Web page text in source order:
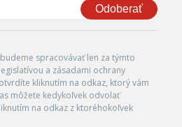
Odoberať
spracovávať len za týmto
a zásadami ochrany
kliknutím na odkaz, ktorý vám
môžete kedykoľvek odvolať
na odkaz z ktoréhokoľvek